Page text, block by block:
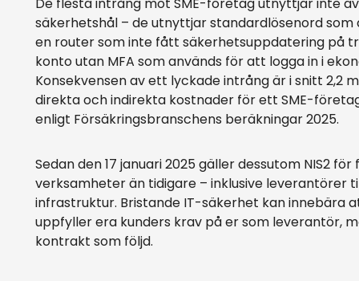
säkerhetshål – de utnyttjar standardlösenord som
en router som inte fått säkerhetsuppdatering på
konto utan MFA som används för att logga in i
Konsekvensen av ett lyckade intrång är i snitt 2,2
direkta och indirekta kostnader för ett SME-
enligt Försäkringsbranschens beräkningar 2025.
Sedan den 17 januari 2025 gäller dessutom NIS2
verksamheter än tidigare – inklusive leverantörer
infrastruktur. Bristande IT-säkerhet kan innebära
uppfyller era kunders krav på er som leverantör,
kontrakt som följd.